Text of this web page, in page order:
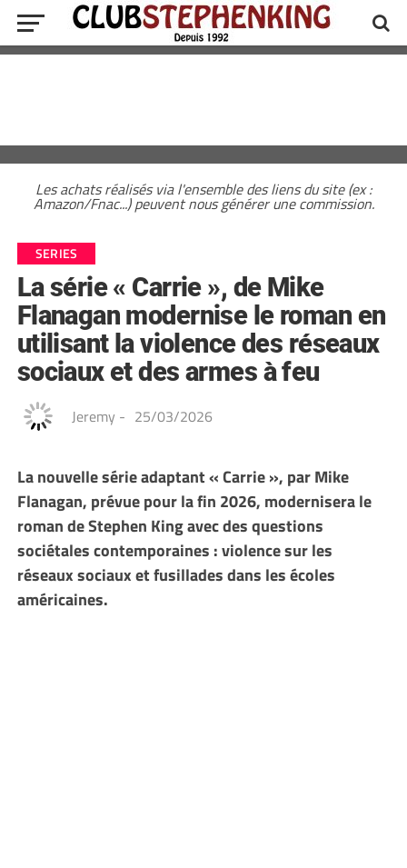
Les achats réalisés via l'ensemble des liens du site (ex :
Amazon/Fnac...) peuvent nous générer une commission.
SERIES
La série « Carrie », de Mike
Flanagan modernise le roman en
utilisant la violence des réseaux
sociaux et des armes à feu
Jeremy - 25/03/2026
La nouvelle série adaptant « Carrie », par Mike
Flanagan, prévue pour la fin 2026, modernisera le
roman de Stephen King avec des questions
sociétales contemporaines : violence sur les
réseaux sociaux et fusillades dans les écoles
américaines.